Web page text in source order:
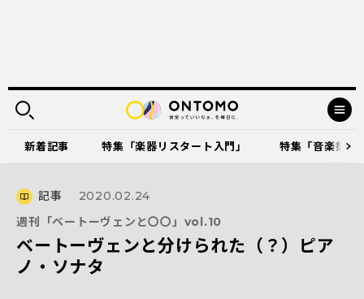
新着記事 特集「楽器リスタート入門」 特集「音楽祭
記事
2020.02.24
週刊「ベートーヴェンと〇〇」vol.10
ベートーヴェンと分けられた（？）ピア
ノ・ソナタ